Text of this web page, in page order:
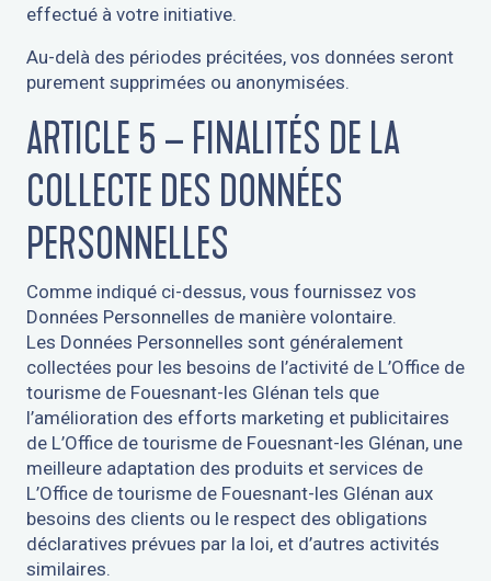
effectué à votre initiative.
Au-delà des périodes précitées, vos données seront
purement supprimées ou anonymisées.
ARTICLE 5 – FINALITÉS DE LA
COLLECTE DES DONNÉES
PERSONNELLES
Comme indiqué ci-dessus, vous fournissez vos
Données Personnelles de manière volontaire.
Les Données Personnelles sont généralement
collectées pour les besoins de l’activité de L’Office de
tourisme de Fouesnant-les Glénan tels que
l’amélioration des efforts marketing et publicitaires
de L’Office de tourisme de Fouesnant-les Glénan, une
meilleure adaptation des produits et services de
L’Office de tourisme de Fouesnant-les Glénan aux
besoins des clients ou le respect des obligations
déclaratives prévues par la loi, et d’autres activités
similaires.